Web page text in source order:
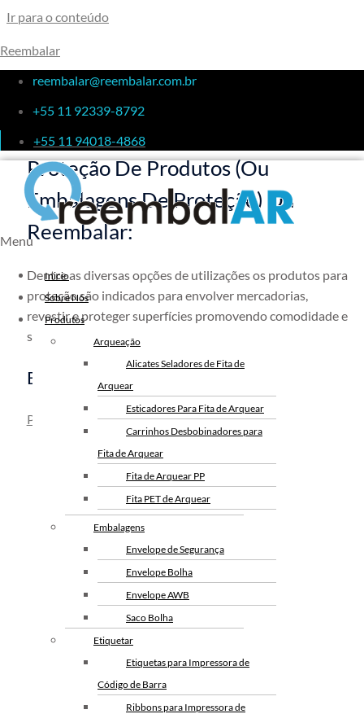
Ir para o conteúdo
Reembalar
reembalar@reembalar.com.br
+55 11 92339-8792
+55 11 94018-4868
Menu
Inicio
Sobre Nós
Produtos
Arqueação
Alicates Seladores de Fita de
Arquear
Esticadores Para Fita de Arquear
Carrinhos Desbobinadores para
Fita de Arquear
Fita de Arquear PP
Fita PET de Arquear
Arquear
Embalagens
Envelope de Segurança
Envelope Bolha
Envelope AWB
Saco Bolha
Etiquetar
Etiquetas para Impressora de
Código de Barra
Ribbons para Impressora de
Proteger
Conheça As Soluções Para
Proteção De Produtos (ou
Embalagens De Proteção) Da
Reembalar:
Dentre as diversas opções de utilizações os produtos para
proteção são indicados para envolver mercadorias,
revestir e proteger superfícies promovendo comodidade e
segurança no embalamento.
Embalagens De Proteção:
Papeis para Embalagem e Proteção
Parafinado
HD Branco/Rosa
Betumado